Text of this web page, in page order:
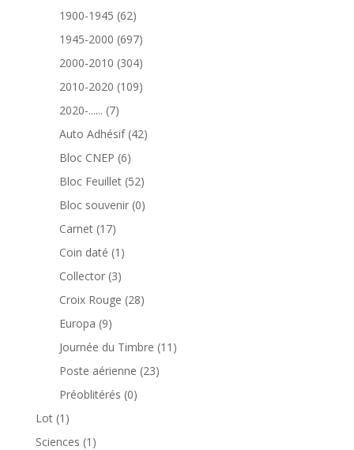
1900-1945 6262
produits
1945-2000 697697
produits
2000-2010 304304
produits
2010-2020 109109
2020-...... 77
produits
Auto Adhésif 4242
Bloc CNEP 66
produits
Bloc Feuillet 5252
produits
Bloc souvenir 00
Carnet 1717
produits
Coin daté 1 1
produit
Collector 33
produits
Croix Rouge 2828
Europa 99
produits
Journée du Timbre 11 11
Poste aérienne 2323
Préoblitérés 00
Lot 1 1
produit
Sciences 1 1